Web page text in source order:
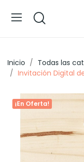
Inicio Todas las
Invitación Digital
¡En Oferta!